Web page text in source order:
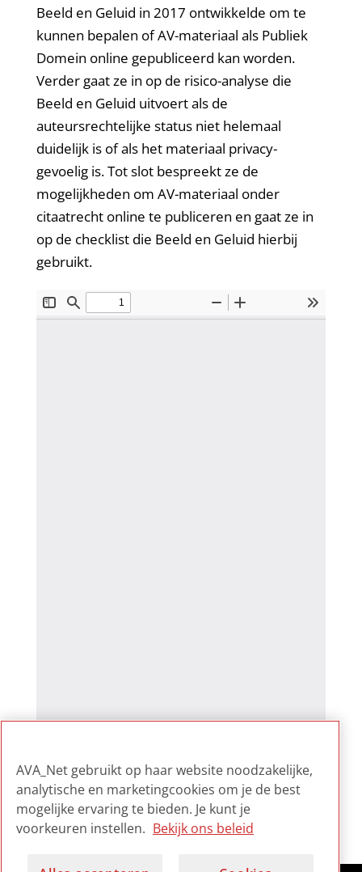
Beeld en Geluid in 2017 ontwikkelde om te
kunnen bepalen of AV-materiaal als Publiek
Domein online gepubliceerd kan worden.
Verder gaat ze in op de risico-analyse die
Beeld en Geluid uitvoert als de
auteursrechtelijke status niet helemaal
duidelijk is of als het materiaal privacy-
gevoelig is. Tot slot bespreekt ze de
mogelijkheden om AV-materiaal onder
citaatrecht online te publiceren en gaat ze in
op de checklist die Beeld en Geluid hierbij
gebruikt.
AVA_Net gebruikt op haar website noodzakelijke,
analytische en marketingcookies om je de best
mogelijke ervaring te bieden. Je kunt je
voorkeuren instellen. Bekijk ons beleid